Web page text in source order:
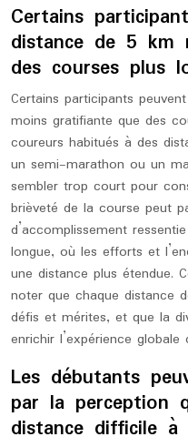
Certains
distance de 5 km
des courses plus
Certains participants
moins gratifiante que des
coureurs habitués à des
un semi-marathon ou un
sembler trop court pour
brièveté de la course peut
d’accomplissement
longue, où les efforts et
une distance plus étendue.
noter que chaque distance
défis et mérites, et que la
enrichir l’expérience globale
Les débutants
par la perception
distance difficile à